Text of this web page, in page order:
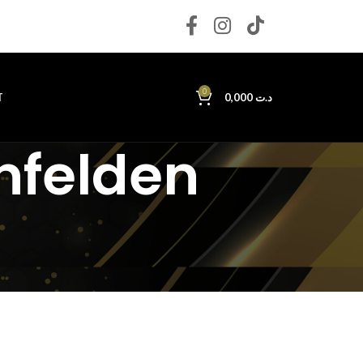
0 د.ت